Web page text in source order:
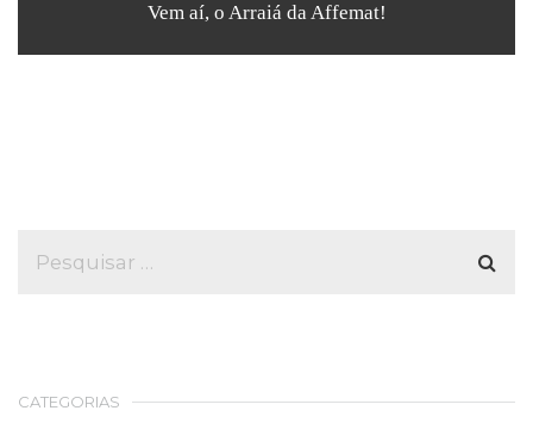
Vem aí, o Arraiá da Affemat!
CATEGORIAS